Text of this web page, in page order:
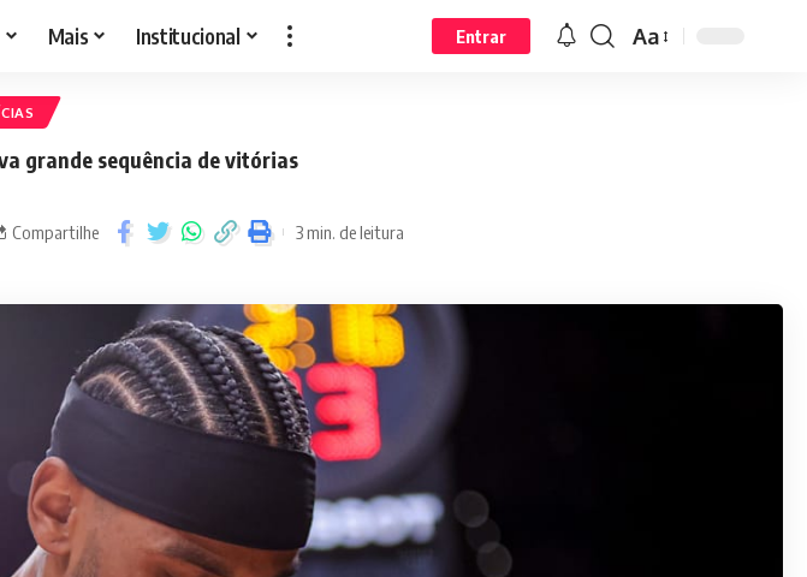
Mais Institucional Entrar Aa
grande sequência de vitórias
Compartilhe 3 min. de leitura